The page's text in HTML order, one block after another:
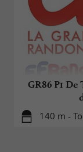
GR86 P1
140 m -